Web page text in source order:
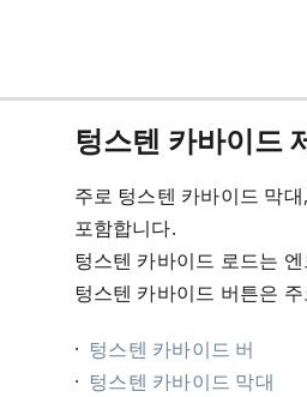
텅스텐 카바이드
주로 텅스텐 카바이드 막
포함합니다.
텅스텐 카바이드 로드는
텅스텐 카바이드 버튼은
· 텅스텐 카바이드 버
· 텅스텐 카바이드 막대